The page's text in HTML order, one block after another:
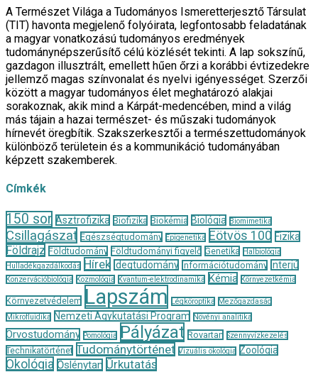
A Természet Világa a Tudományos Ismeretterjesztő Társulat
(TIT) havonta megjelenő folyóirata, legfontosabb feladatának
a magyar vonatkozású tudományos eredmények
tudománynépszerűsítő célú közlését tekinti. A lap sokszínű,
gazdagon illusztrált, emellett hűen őrzi a korábbi évtizedekre
jellemző magas színvonalat és nyelvi igényességet. Szerzői
között a magyar tudományos élet meghatározó alakjai
sorakoznak, akik mind a Kárpát-medencében, mind a világ
más tájain a hazai természet- és műszaki tudományok
hírnevét öregbítik. Szakszerkesztői a természettudományok
különböző területein és a kommunikáció tudományában
képzett szakemberek.
Címkék
150 sor Asztrofizika Biofizika Biokémia Biológia Biomimetika
Csillagászat Egészségtudomány Epigenetika Eötvös 100 Fizika
Földrajz Földtudomány Földtudományi figyelő Genetika
Halbiológia
Hulladékgazdálkodás
Hírek Idegtudomány Információtudomány Interjú
Konzervációbiológia Kozmológia Kvantum-elektrodinamika Kémia Környezetkémia
Környezetvédelem Lapszám Légköroptika
Mezőgazdaság
Mikrofluidika
Nemzeti Agykutatási Program Növényi analitika
Orvostudomány Pomológia Pályázat Rovartan Szennyvízkezelés
Technikatörténet Tudománytörténet Vizuális ökológia Zoológia
Ökológia Őslénytan Űrkutatás